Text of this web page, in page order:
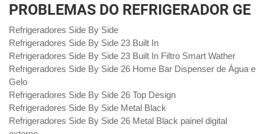
PROBLEMAS DO REFRIGERADOR GE
Refrigeradores Side By Side
Refrigeradores Side By Side 23 Built In
Refrigeradores Side By Side 23 Built In Filtro Smart Wather
Refrigeradores Side By Side 26 Home Bar Dispenser de Água e
Gelo
Refrigeradores Side By Side 26 Top Design
Refrigeradores Side By Side Metal Black
Refrigeradores Side By Side 26 Metal Black painel digital